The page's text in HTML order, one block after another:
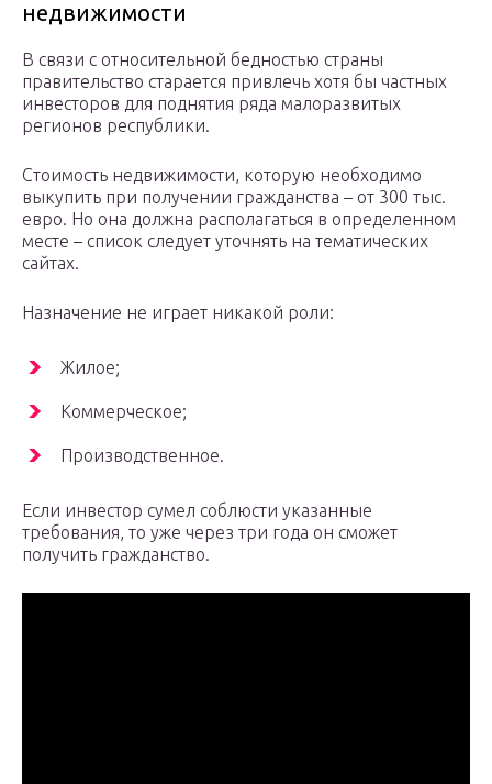
недвижимости
В связи с относительной бедностью страны
правительство старается привлечь хотя бы частных
инвесторов для поднятия ряда малоразвитых
регионов республики.
Стоимость недвижимости, которую необходимо
выкупить при получении гражданства – от 300 тыс.
евро. Но она должна располагаться в определенном
месте – список следует уточнять на тематических
сайтах.
Назначение не играет никакой роли:
Жилое;
Коммерческое;
Производственное.
Если инвестор сумел соблюсти указанные
требования, то уже через три года он сможет
получить гражданство.